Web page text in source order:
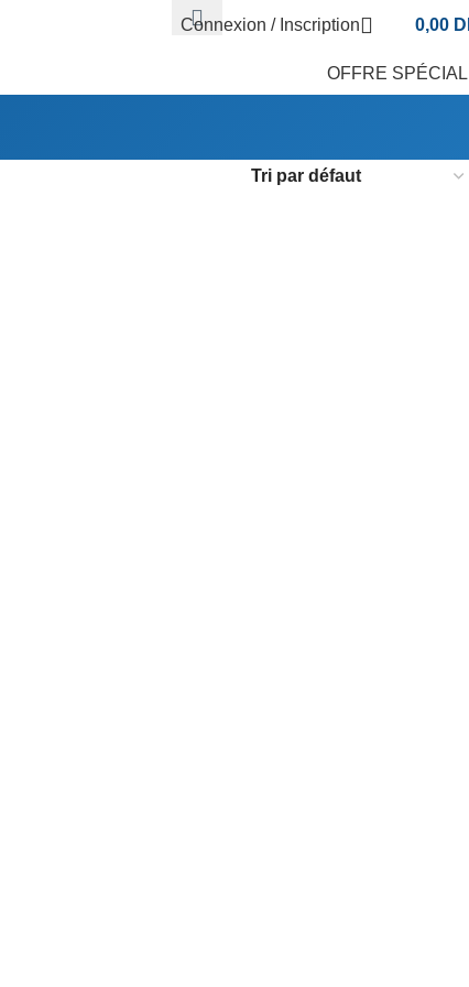
Connexion / Inscription 0,00
OFFRE